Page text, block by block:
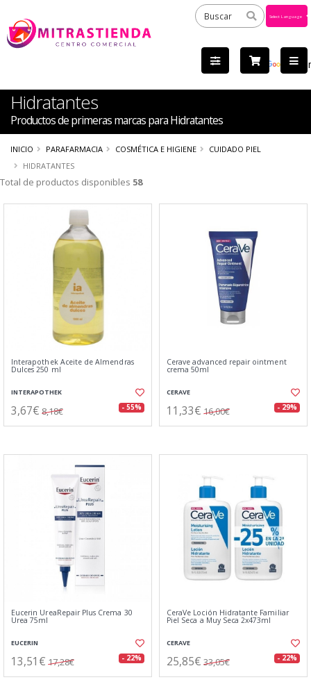
by
Hidratantes
Productos de primeras marcas para Hidratantes
INICIO PARAFARMACIA COSMÉTICA E HIGIENE
CUIDADO PIEL
HIDRATANTES
Total de productos disponibles 58
Interapothek Aceite de Almendras
Dulces 250 ml
INTERAPOTHEK
3,67€ 8,18€ - 55%
Cerave advanced repair ointment
crema 50ml
CERAVE
11,33€ 16,00€ - 29%
Eucerin UreaRepair Plus Crema 30
Urea 75ml
EUCERIN
13,51€ 17,28€ - 22%
CeraVe Loción Hidratante Familiar
Piel Seca a Muy Seca 2x473ml
CERAVE
25,85€ 33,05€ - 22%